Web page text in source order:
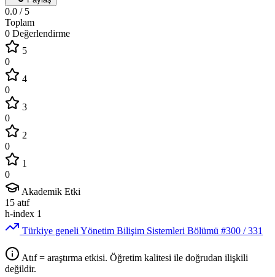
0.0 / 5
Toplam
0 Değerlendirme
5
0
4
0
3
0
2
0
1
0
Akademik Etki
15 atıf
h-index 1
Türkiye geneli Yönetim Bilişim Sistemleri Bölümü #300 / 331
Atıf = araştırma etkisi. Öğretim kalitesi ile doğrudan ilişkili
değildir.